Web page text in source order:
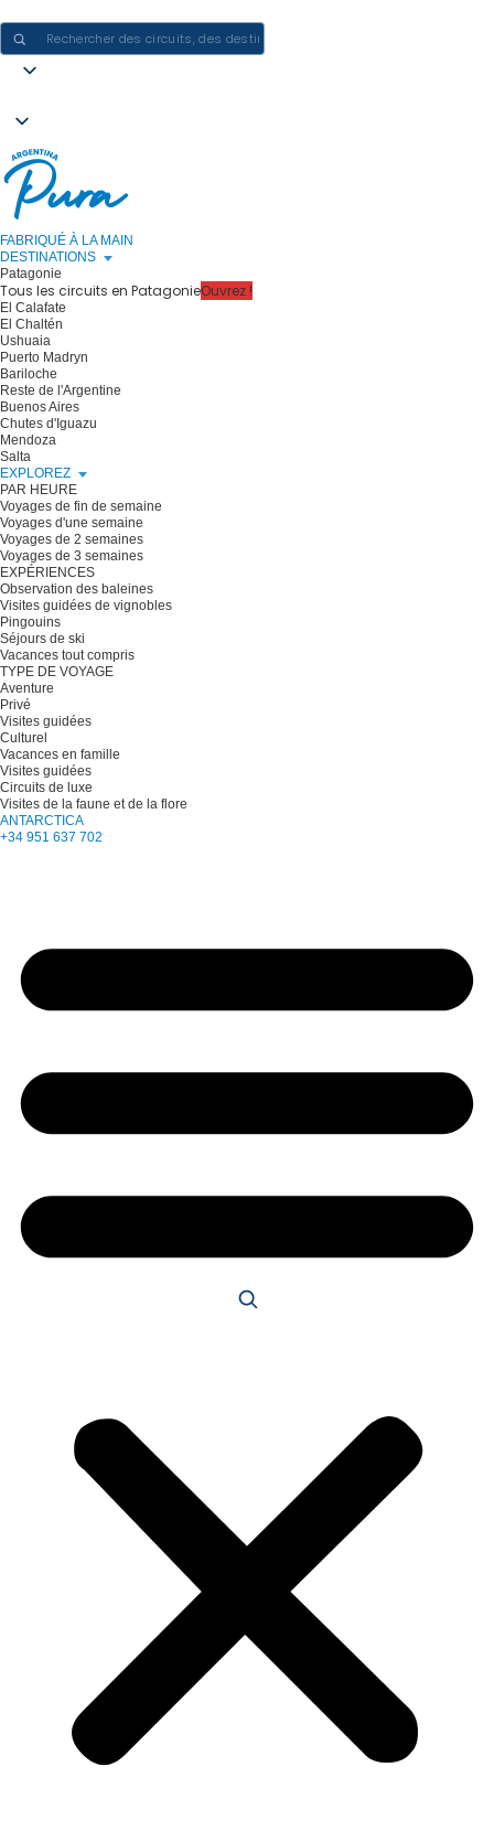
FABRIQUÉ À LA MAIN
DESTINATIONS
Patagonie
Tous les circuits en PatagonieOuvrez !
El Calafate
El Chaltén
Ushuaia
Puerto Madryn
Bariloche
Reste de l'Argentine
Buenos Aires
Chutes d'Iguazu
Mendoza
Salta
EXPLOREZ
PAR HEURE
Voyages de fin de semaine
Voyages d'une semaine
Voyages de 2 semaines
Voyages de 3 semaines
EXPÉRIENCES
Observation des baleines
Visites guidées de vignobles
Pingouins
Séjours de ski
Vacances tout compris
TYPE DE VOYAGE
Aventure
Privé
Visites guidées
Culturel
Vacances en famille
Visites guidées
Circuits de luxe
Visites de la faune et de la flore
ANTARCTICA
+34 951 637 702